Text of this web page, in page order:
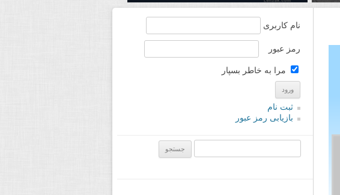
نام کاربری
رمز عبور
مرا به خاطر بسپار
ثبت نام
بازیابی رمز عبور